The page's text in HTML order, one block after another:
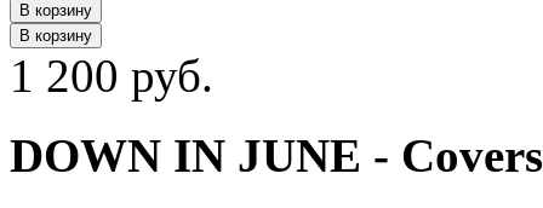
В корзину
В корзину
1 200 руб.
DOWN IN JUNE -